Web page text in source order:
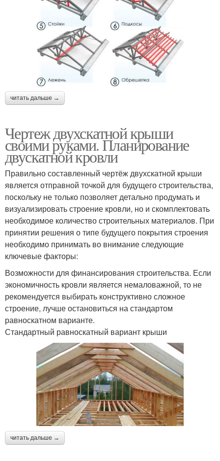
читать дальше →
Чертеж двухскатной крыши
своими руками. Планирование
двускатной кровли
Правильно составленный чертёж двухскатной крыши
является отправной точкой для будущего строительства,
поскольку не только позволяет детально продумать и
визуализировать строение кровли, но и скомплектовать
необходимое количество строительных материалов. При
принятии решения о типе будущего покрытия строения
необходимо принимать во внимание следующие
ключевые факторы:
Возможности для финансирования строительства. Если
экономичность кровли является немаловажной, то не
рекомендуется выбирать конструктивно сложное
строение, лучше остановиться на стандартом
равноскатном варианте.
Стандартный равноскатный вариант крыши
читать дальше →